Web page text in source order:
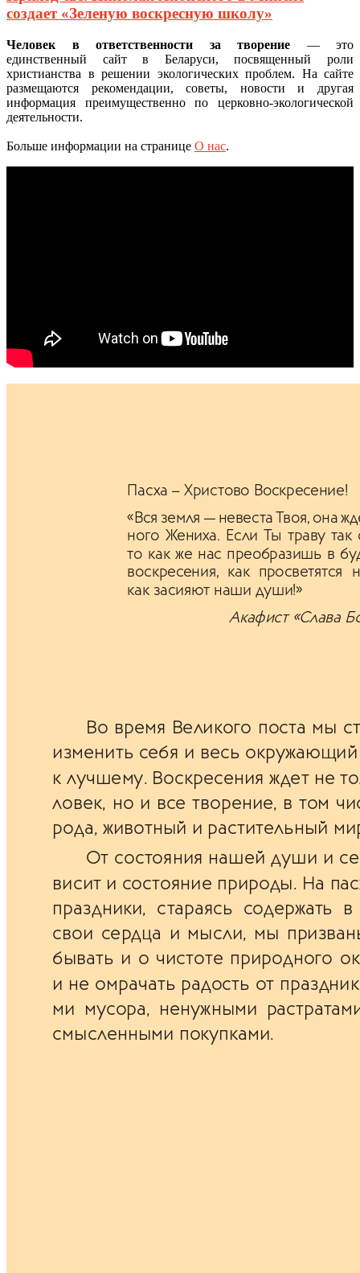
создает «Зеленую воскресную школу»
Человек в ответственности за творение — это
единственный сайт в Беларуси, посвященный роли
христианства в решении экологических проблем. На сайте
размещаются рекомендации, советы, новости и другая
информация преимущественно по церковно-экологической
деятельности.
Больше информации на странице О нас.